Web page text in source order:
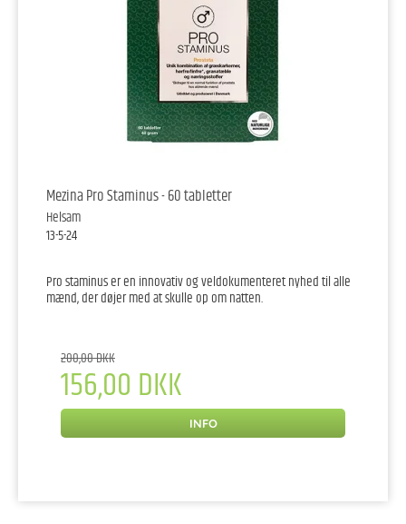
Mezina Pro Staminus - 60 tabletter
Helsam
13-5-24
Pro staminus er en innovativ og veldokumenteret nyhed til alle
mænd, der døjer med at skulle op om natten.
200,00 DKK
156,00 DKK
INFO